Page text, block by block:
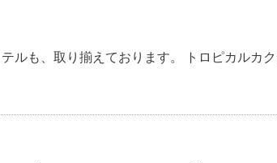
ルも、取り揃えております。 トロピカルカ